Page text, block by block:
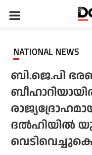
NATIONAL NEWS
ബി.ജെ.പി
ദല്‍ഹിയില്‍